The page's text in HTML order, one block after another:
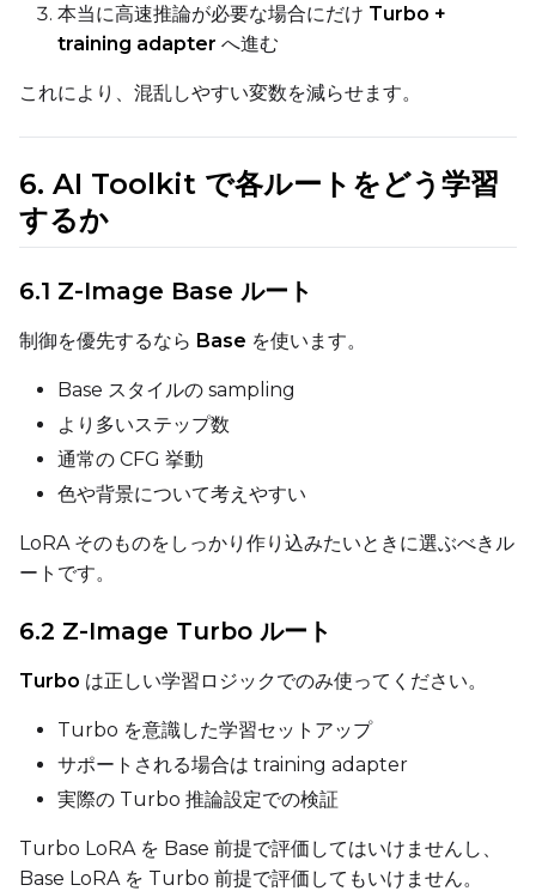
Height
Seed
LoRA Scale
本当に高速推論が必要な場合にだけ Turbo +
training adapter へ進む
これにより、混乱しやすい変数を減らせます。
6. AI Toolkit で各ルートをどう学習
するか
6.1 Z-Image Base ルート
制御を優先するなら Base を使います。
Base スタイルの sampling
より多いステップ数
通常の CFG 挙動
色や背景について考えやすい
LoRA そのものをしっかり作り込みたいときに選ぶべきル
ートです。
6.2 Z-Image Turbo ルート
Turbo は正しい学習ロジックでのみ使ってください。
Turbo を意識した学習セットアップ
サポートされる場合は training adapter
実際の Turbo 推論設定での検証
Turbo LoRA を Base 前提で評価してはいけませんし、
Base LoRA を Turbo 前提で評価してもいけません。